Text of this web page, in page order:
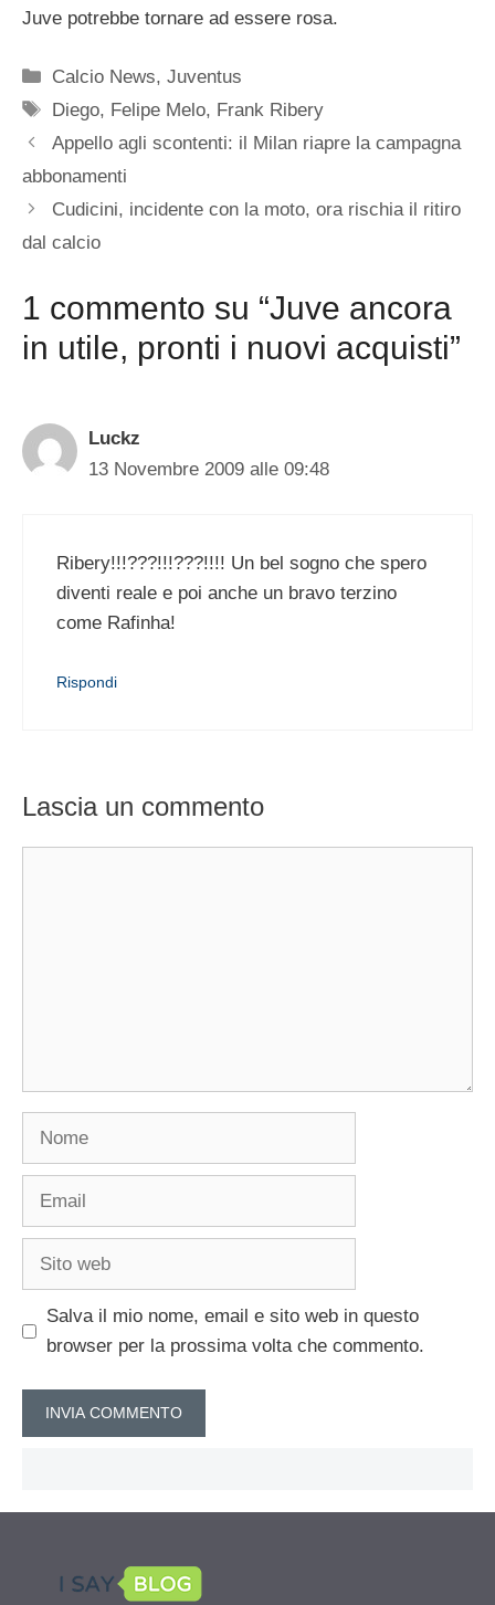
Juve potrebbe tornare ad essere rosa.
Categorie
Calcio News,Juventus
Tag
Diego, Felipe Melo, Frank Ribery
Appello agli scontenti: il Milan riapre la campagna
abbonamenti
Cudicini, incidente con la moto, ora rischia il ritiro
dal calcio
1 commento su “Juve ancora
in utile, pronti i nuovi acquisti”
Luckz
13 Novembre 2009 alle 09:48
Ribery!!!???!!!???!!!! Un bel sogno che spero
diventi reale e poi anche un bravo terzino
come Rafinha!
Rispondi
Lascia un commento
Nome
Email
Sito
Salva il mio nome, email e sito web in questo
browser per la prossima volta che commento.